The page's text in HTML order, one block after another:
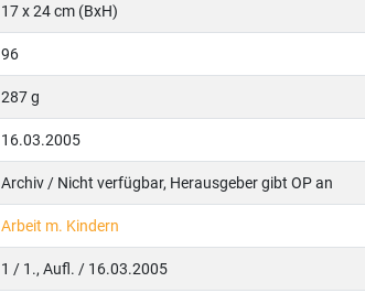
17 x 24 cm (BxH)
96
287 g
16.03.2005
Archiv / Nicht verfügbar, Herausgeber gibt OP an
Arbeit m. Kindern
1 / 1., Aufl. / 16.03.2005